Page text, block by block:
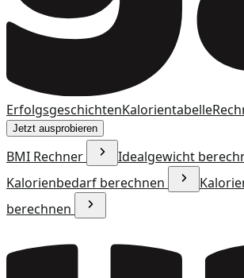
ErfolgsgeschichtenKalorientabelle
Jetzt ausprobieren
BMI Rechner
Idealgewicht
Kalorienbedarf berechnen
berechnen